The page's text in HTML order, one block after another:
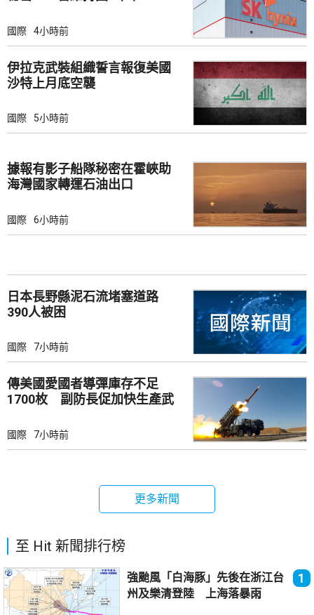
國際 4小時前
伊拉克武裝組織誓言報復美國
沙特上月底空襲
國際 5小時前
據報有影子船隊秘密在霍峽助
海灣國家轉運石油出口
國際 6小時前
日本長野縣泥石流堵塞道路
390人被困
國際 7小時前
傳美國愛國者導彈庫存不足
1700枚 副防長促加快生產武
國際 7小時前
更多新聞
至 Hit 新聞排行榜
強颱風「白海豚」先後在浙江台
州及樂清登陸 上海落暴雨
1